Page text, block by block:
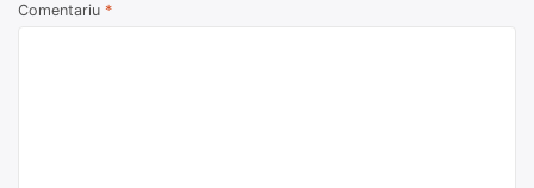
Comentariu *